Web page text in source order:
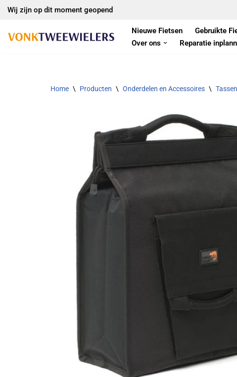
naar
Wij zijn op dit moment geopend
Nieuwe Fietsen Gebruikte
Over ons
Reparatie
Home \ Producten \ Onderdelen en Accessoires \